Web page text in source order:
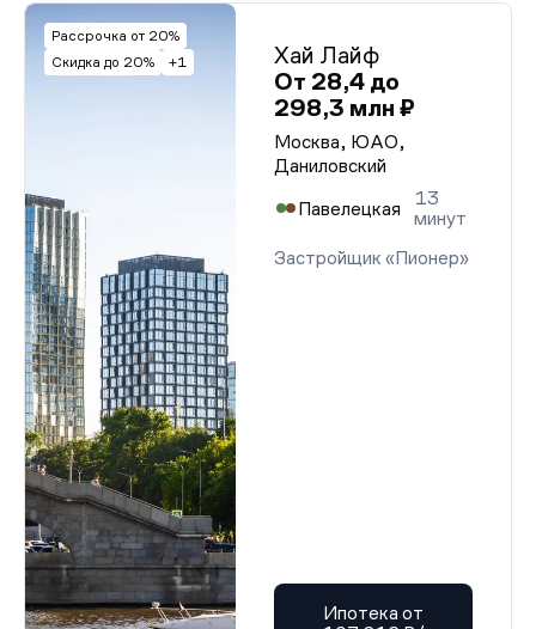
Рассрочка от 20%
Скидка до 20%
+1
Хай Лайф
От 28,4 до
298,3 млн ₽
Москва, ЮАО,
Даниловский
Павелецкая
13
минут
Застройщик «Пионер»
Ипотека от